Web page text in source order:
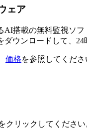
ェア
搭載の無料監視ソ
ウンロードして、
価格を参照してくださ
クリックしてください